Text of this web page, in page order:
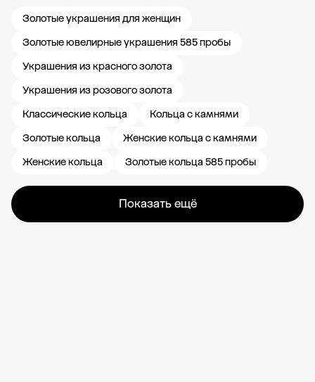
Золотые украшения для женщин
Золотые ювелирные украшения 585 пробы
Украшения из красного золота
Украшения из розового золота
Классические кольца
Кольца с камнями
Золотые кольца
Женские кольца с камнями
Женские кольца
Золотые кольца 585 пробы
Показать ещё